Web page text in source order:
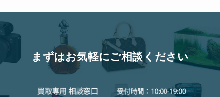
まずはお気軽にご相談ください